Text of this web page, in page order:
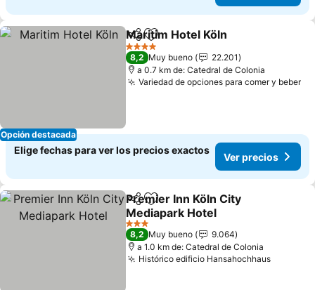
Opción destacada
CompartirAgregar a favoritos
Maritim Hotel Köln
4 Estrellas
8,2 Muy bueno
22.201
a 0.7 km de: Catedral de Colonia
Variedad de opciones para comer y beber
Elige fechas para ver los precios exactos
Ver precios
CompartirAgregar a favoritos
Premier Inn Köln City
Mediapark Hotel
3 Estrellas
8,2 Muy bueno
9.064
a 1.0 km de: Catedral de Colonia
Histórico edificio Hansahochhaus